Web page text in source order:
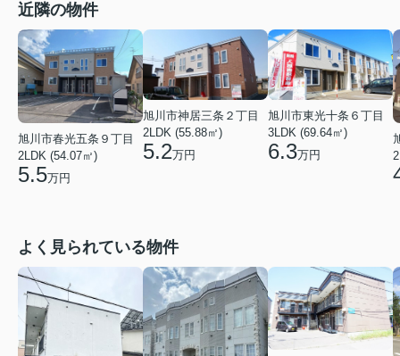
近隣の物件
旭川市春光五条９丁目
2LDK (54.07㎡)
5.5万円
旭川市神居三条２丁目
2LDK (55.88㎡)
5.2万円
旭川市東光十条６丁目
3LDK (69.64㎡)
6.3万円
よく見られている物件